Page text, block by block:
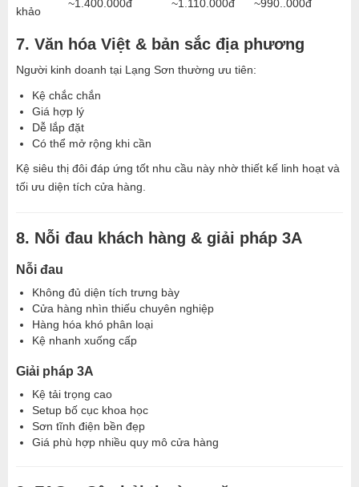
khảo
~1.400.000đ ~1.110.000đ ~990..000đ
7. Văn hóa Việt & bản sắc địa phương
Người kinh doanh tại Lạng Sơn thường ưu tiên:
Kệ chắc chắn
Giá hợp lý
Dễ lắp đặt
Có thể mở rộng khi cần
Kệ siêu thị đôi đáp ứng tốt nhu cầu này nhờ thiết kế linh hoạt và
tối ưu diện tích cửa hàng.
8. Nỗi đau khách hàng & giải pháp 3A
Nỗi đau
Không đủ diện tích trưng bày
Cửa hàng nhìn thiếu chuyên nghiệp
Hàng hóa khó phân loại
Kệ nhanh xuống cấp
Giải pháp 3A
Kệ tải trọng cao
Setup bố cục khoa học
Sơn tĩnh điện bền đẹp
Giá phù hợp nhiều quy mô cửa hàng